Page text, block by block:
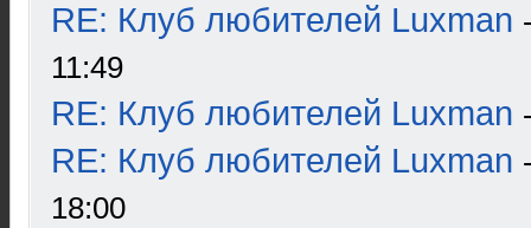
RE: Клуб любителей Luxman
11:49
RE: Клуб любителей Luxman
RE: Клуб любителей Luxman
18:00